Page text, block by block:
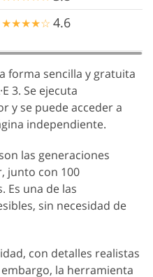
★★★★☆ 4.6
forma sencilla y gratuita
3. Se ejecuta
y se puede acceder a
independiente.
las generaciones
junto con 100
Es una de las
sin necesidad de
con detalles realistas
embargo, la herramienta